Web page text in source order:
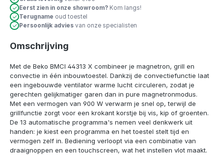
Eerst zien in onze showroom? Kom langs!
Terugname oud toestel
Persoonlijk advies van onze specialisten
Omschrijving
Met de Beko BMCI 44313 X combineer je magnetron, grill en
convectie in één inbouwtoestel. Dankzij de convectiefunctie laat
een ingebouwde ventilator warme lucht circuleren, zodat je
gerechten gelijkmatiger garen dan in pure magnetronmodus.
Met een vermogen van 900 W verwarm je snel op, terwijl de
grillfunctie zorgt voor een krokant korstje bij vis, kip of groenten.
De 13 automatische programma's nemen veel denkwerk uit
handen: je kiest een programma en het toestel stelt tijd en
vermogen zelf in. Bediening verloopt via een combinatie van
draaignoppen en een touchscreen, wat het instellen vlot maakt.